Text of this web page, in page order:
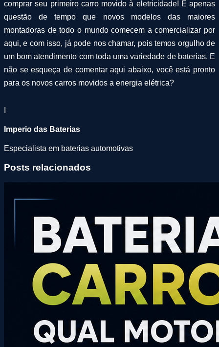
comprar seu primeiro carro movido à eletricidade! É apenas
questão de tempo que novos modelos das maiores
montadoras de todo o mundo comecem a comercializar por
aqui, e com isso, já pode nos chamar, pois temos orgulho de
um bom atendimento com toda uma variedade de baterias. E
não se esqueça de comentar aqui abaixo, você está pronto
para os novos carros movidos a energia elétrica?
Imperio das Baterias
Especialista em baterias automotivas
Posts relacionados